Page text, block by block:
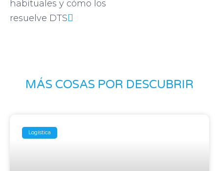
habituales y cómo los
resuelve DTS
MÁS COSAS POR DESCUBRIR
Logística